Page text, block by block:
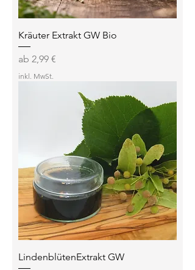
Kräuter Extrakt GW Bio
ab 2,99 €
Sale-Preis
inkl. MwSt.
LindenblütenExtrakt GW